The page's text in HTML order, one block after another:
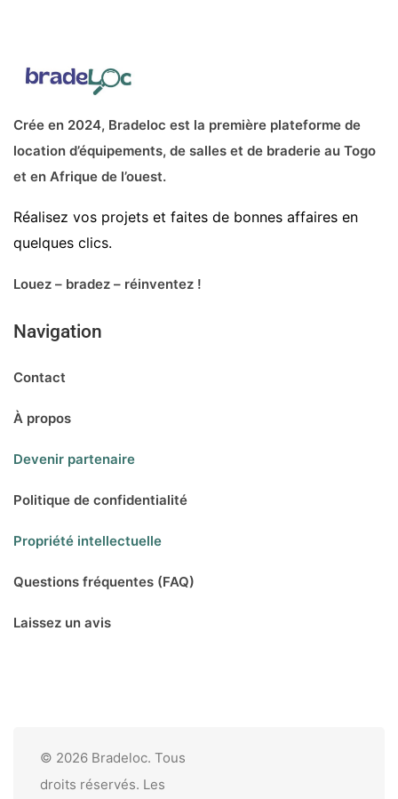
Crée en 2024, Bradeloc est la première plateforme de
location d’équipements, de salles et de braderie au Togo
et en Afrique de l’ouest.
Réalisez vos projets et faites de bonnes affaires en
quelques clics.
Louez – bradez – réinventez !
Navigation
Contact
À propos
Devenir partenaire
Politique de confidentialité
Propriété intellectuelle
Questions fréquentes (FAQ)
Laissez un avis
© 2026 Bradeloc. Tous
droits réservés. Les